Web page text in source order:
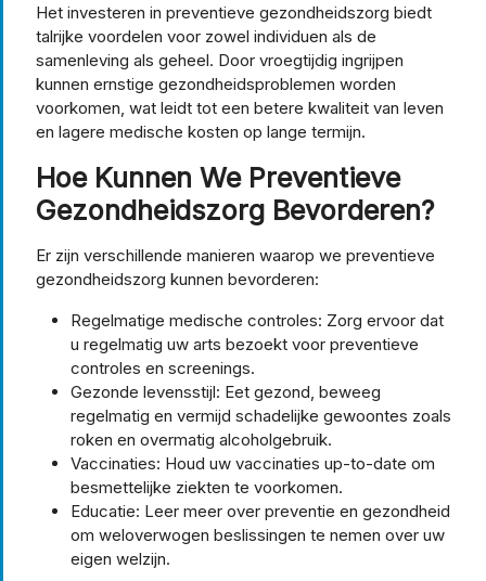
Het investeren in preventieve gezondheidszorg biedt
talrijke voordelen voor zowel individuen als de
samenleving als geheel. Door vroegtijdig ingrijpen
kunnen ernstige gezondheidsproblemen worden
voorkomen, wat leidt tot een betere kwaliteit van leven
en lagere medische kosten op lange termijn.
Hoe Kunnen We Preventieve
Gezondheidszorg Bevorderen?
Er zijn verschillende manieren waarop we preventieve
gezondheidszorg kunnen bevorderen:
Regelmatige medische controles: Zorg ervoor dat
u regelmatig uw arts bezoekt voor preventieve
controles en screenings.
Gezonde levensstijl: Eet gezond, beweeg
regelmatig en vermijd schadelijke gewoontes zoals
roken en overmatig alcoholgebruik.
Vaccinaties: Houd uw vaccinaties up-to-date om
besmettelijke ziekten te voorkomen.
Educatie: Leer meer over preventie en gezondheid
om weloverwogen beslissingen te nemen over uw
eigen welzijn.